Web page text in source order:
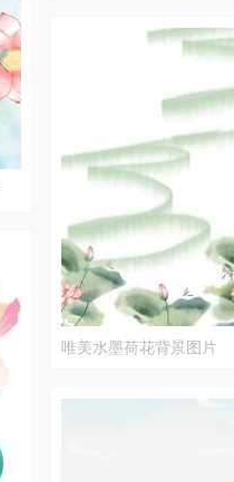
唯美水墨荷花背景图片